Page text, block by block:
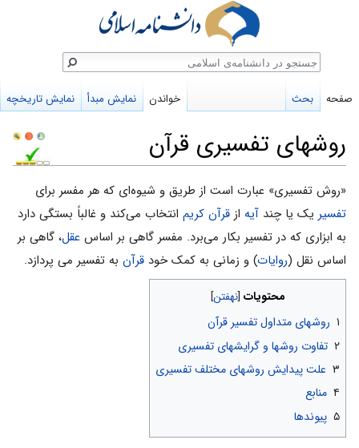
روشهای تفسیری قرآن
پرش
به
ناوبری
پرش
به
جستجو
«روش تفسیری» عبارت است از طریق و شیوه‌ای که هر مفسر برای
تفسیر یک یا چند آیه از قرآن کریم انتخاب می‌کند و غالباً بستگی دارد
به ابزاری که در تفسیر بکار می‌برد. مفسر گاهی بر اساس عقل، گاهی بر
اساس نقل (روایات) و زمانی به کمک خود قرآن به تفسیر می پردازد.
محتویات
۱ روشهای متداول تفسیر قرآن
۲ تفاوت روشها و گرایشهای تفسیری
۳ علت پیدایش روشهای مختلف تفسیری
۴ منابع
۵ پیوندها
صفحه بحث خواندن نمایش مبدأ نمایش تاریخچه
جستجو